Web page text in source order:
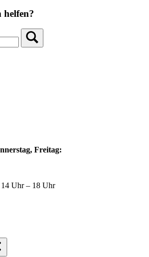
Freitag:
Uhr – 18 Uhr